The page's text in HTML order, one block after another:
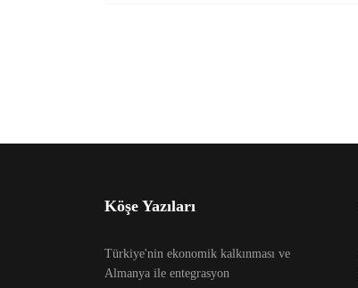
Köşe Yazıları
Türkiye'nin ekonomik kalkınması ve
Almanya ile entegrasyon